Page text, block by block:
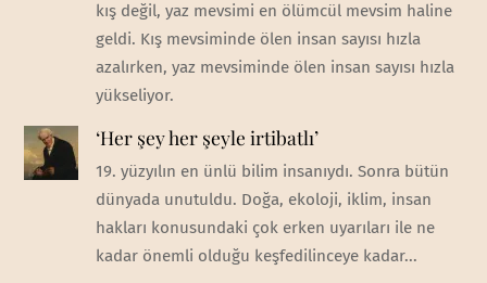
kış değil, yaz mevsimi en ölümcül mevsim haline
geldi. Kış mevsiminde ölen insan sayısı hızla
azalırken, yaz mevsiminde ölen insan sayısı hızla
yükseliyor.
‘Her şey her şeyle irtibatlı’
19. yüzyılın en ünlü bilim insanıydı. Sonra bütün
dünyada unutuldu. Doğa, ekoloji, iklim, insan
hakları konusundaki çok erken uyarıları ile ne
kadar önemli olduğu keşfedilinceye kadar...